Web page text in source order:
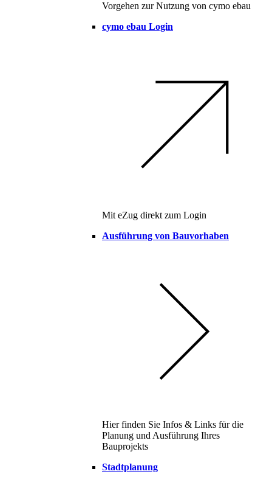
Vorgehen zur Nutzung von cymo ebau
cymo ebau Login
Mit eZug direkt zum Login
Ausführung von Bauvorhaben
Hier finden Sie Infos & Links für die
Planung und Ausführung Ihres
Bauprojekts
Stadtplanung